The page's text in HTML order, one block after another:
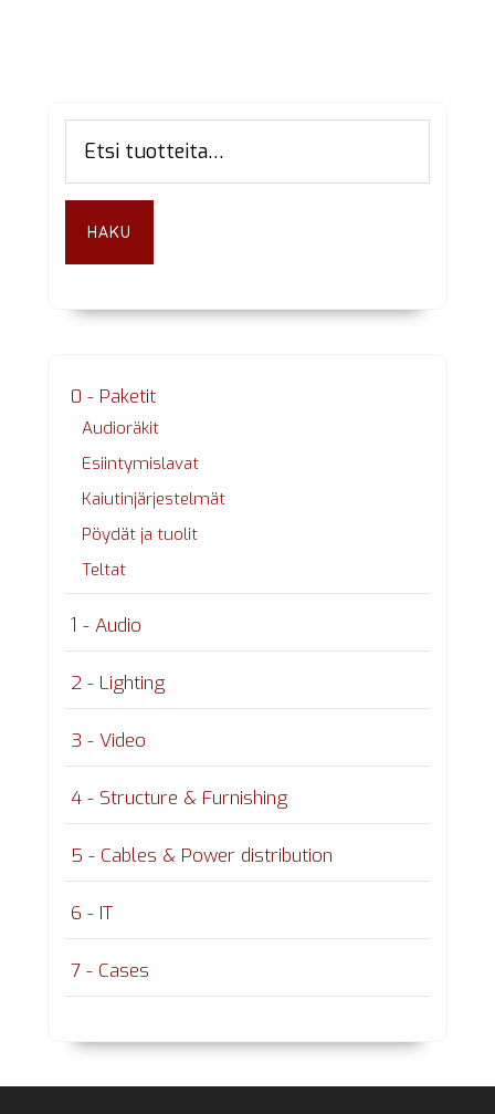
Ensisijainen
sivupalkki
HAKU
0 - Paketit
Audioräkit
Esiintymislavat
Kaiutinjärjestelmät
Pöydät ja tuolit
Teltat
1 - Audio
2 - Lighting
3 - Video
4 - Structure & Furnishing
5 - Cables & Power distribution
6 - IT
7 - Cases